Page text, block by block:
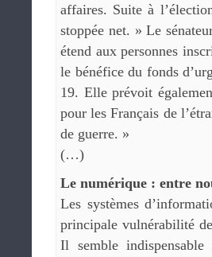
affaires. Suite à
stoppée net. » Le
étend aux personnes
le bénéfice du fonds
19. Elle prévoit
pour les Français de
de guerre. »
(…)
Le numérique : entre
Les systèmes
principale vulnérabilité
Il semble